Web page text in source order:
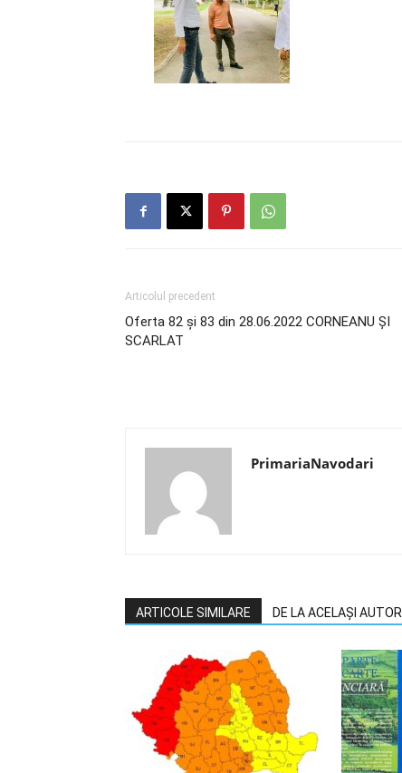
Articolul precedent
Oferta 82 și 83 din 28.06.2022 CORNEANU ȘI
SCARLAT
PrimariaNavodari
ARTICOLE SIMILARE DE LA ACELAȘI AUTOR